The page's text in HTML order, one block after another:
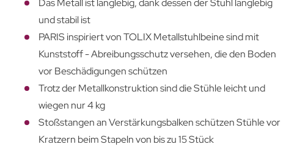
Das Metall ist langlebig, dank dessen der Stuhl langlebig
und stabil ist
PARIS inspiriert von TOLIX Metallstuhlbeine sind mit
Kunststoff - Abreibungsschutz versehen, die den Boden
vor Beschädigungen schützen
Trotz der Metallkonstruktion sind die Stühle leicht und
wiegen nur 4 kg
Stoßstangen an Verstärkungsbalken schützen Stühle vor
Kratzern beim Stapeln von bis zu 15 Stück